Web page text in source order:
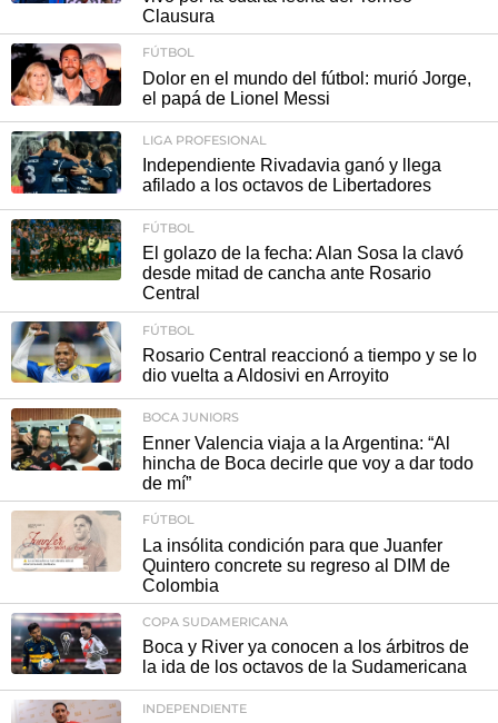
Clausura
FÚTBOL
Dolor en el mundo del fútbol: murió Jorge,
el papá de Lionel Messi
LIGA PROFESIONAL
Independiente Rivadavia ganó y llega
afilado a los octavos de Libertadores
FÚTBOL
El golazo de la fecha: Alan Sosa la clavó
desde mitad de cancha ante Rosario
Central
FÚTBOL
Rosario Central reaccionó a tiempo y se lo
dio vuelta a Aldosivi en Arroyito
BOCA JUNIORS
Enner Valencia viaja a la Argentina: “Al
hincha de Boca decirle que voy a dar todo
de mí”
FÚTBOL
La insólita condición para que Juanfer
Quintero concrete su regreso al DIM de
Colombia
COPA SUDAMERICANA
Boca y River ya conocen a los árbitros de
la ida de los octavos de la Sudamericana
INDEPENDIENTE